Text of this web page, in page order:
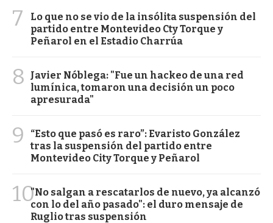
7
Lo que no se vio de la insólita suspensión del
partido entre Montevideo Cty Torque y
Peñarol en el Estadio Charrúa
8
Javier Nóblega: "Fue un hackeo de una red
lumínica, tomaron una decisión un poco
apresurada"
9
“Esto que pasó es raro”: Evaristo González
tras la suspensión del partido entre
Montevideo City Torque y Peñarol
10"No salgan a rescatarlos de nuevo, ya alcanzó
con lo del año pasado": el duro mensaje de
Ruglio tras suspensión